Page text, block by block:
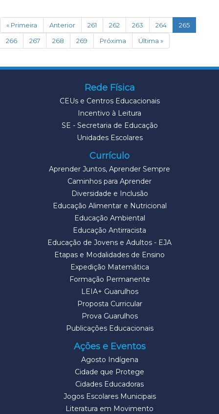
« Primeira Anterior 261 262 263 264 265(current)
266 267 268 269 Próxima Última »
Rede Física
CEUs e Centros Educacionais
Incentivo à Leitura
SE - Secretaria de Educação
Unidades Escolares
Currículo
Aprender Juntos, Aprender Sempre
Caminhos para Aprender
Diversidade e Inclusão
Educação Alimentar e Nutricional
Educação Ambiental
Educação Antirracista
Educação de Jovens e Adultos - EJA
Etapas e Modalidades de Ensino
Expedição Matemática
Formação Permanente
LEIA+ Guarulhos
Proposta Curricular
Prova Guarulhos
Publicações Educacionais
Ações e Eventos
Agosto Indígena
Cidade que Protege
Cidades Educadoras
Jogos Escolares Municipais
Literatura em Movimento